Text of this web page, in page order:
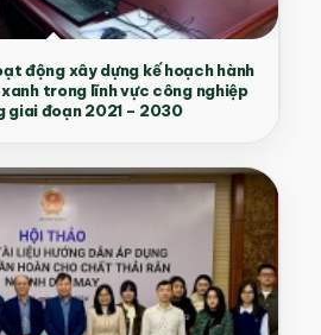
động xây dựng kế hoạch hành
trong lĩnh vực công nghiệp
giai đoạn 2021 – 2030